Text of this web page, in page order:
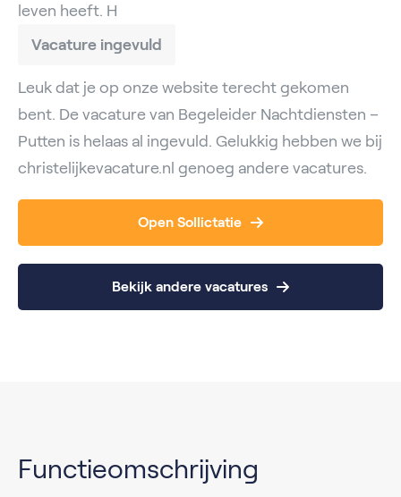
leven heeft. H
Vacature ingevuld
Leuk dat je op onze website terecht gekomen
bent. De vacature van Begeleider Nachtdiensten –
Putten is helaas al ingevuld. Gelukkig hebben we bij
christelijkevacature.nl genoeg andere vacatures.
Open Sollictatie
Bekijk andere vacatures
Functieomschrijving